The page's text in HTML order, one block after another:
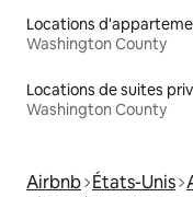
Locations
Washington County
Locations de suites
Washington County
Airbnb États-Unis